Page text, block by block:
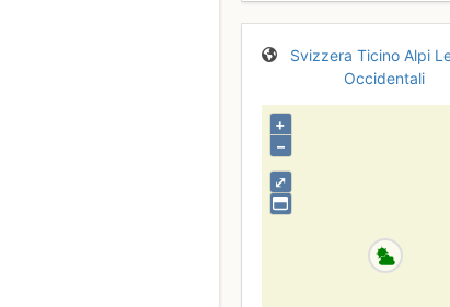
Svizzera Ticino Alpi
Occidentali
⤢
+
–